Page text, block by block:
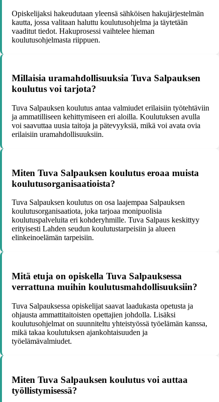
Opiskelijaksi hakeudutaan yleensä sähköisen hakujärjestelmän
kautta, jossa valitaan haluttu koulutusohjelma ja täytetään
vaaditut tiedot. Hakuprosessi vaihtelee hieman
koulutusohjelmasta riippuen.
Millaisia uramahdollisuuksia Tuva Salpauksen
koulutus voi tarjota?
Tuva Salpauksen koulutus antaa valmiudet erilaisiin työtehtäviin
ja ammatilliseen kehittymiseen eri aloilla. Koulutuksen avulla
voi saavuttaa uusia taitoja ja pätevyyksiä, mikä voi avata ovia
erilaisiin uramahdollisuuksiin.
Miten Tuva Salpauksen koulutus eroaa muista
koulutusorganisaatioista?
Tuva Salpauksen koulutus on osa laajempaa Salpauksen
koulutusorganisaatiota, joka tarjoaa monipuolisia
koulutuspalveluita eri kohderyhmille. Tuva Salpaus keskittyy
erityisesti Lahden seudun koulutustarpeisiin ja alueen
elinkeinoelämän tarpeisiin.
Mitä etuja on opiskella Tuva Salpauksessa
verrattuna muihin koulutusmahdollisuuksiin?
Tuva Salpauksessa opiskelijat saavat laadukasta opetusta ja
ohjausta ammattitaitoisten opettajien johdolla. Lisäksi
koulutusohjelmat on suunniteltu yhteistyössä työelämän kanssa,
mikä takaa koulutuksen ajankohtaisuuden ja
työelämävalmiudet.
Miten Tuva Salpauksen koulutus voi auttaa
työllistymisessä?